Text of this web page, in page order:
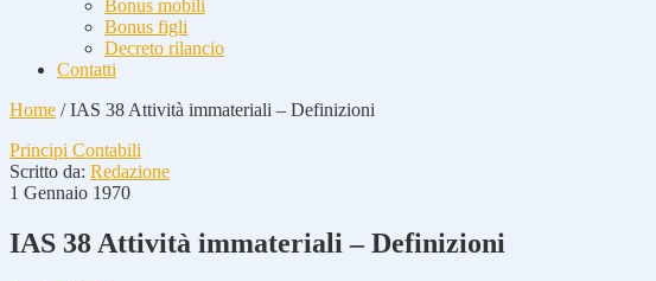
Bonus mobili
Bonus figli
Decreto rilancio
Contatti
Home /IAS 38 Attività immateriali – Definizioni
Principi Contabili
Scritto da: Redazione
1 Gennaio 1970
IAS 38 Attività immateriali – Definizioni